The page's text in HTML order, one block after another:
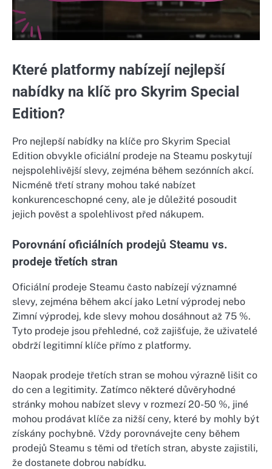
Které platformy nabízejí nejlepší
nabídky na klíč pro Skyrim Special
Edition?
Pro nejlepší nabídky na klíče pro Skyrim Special
Edition obvykle oficiální prodeje na Steamu poskytují
nejspolehlivější slevy, zejména během sezónních akcí.
Nicméně třetí strany mohou také nabízet
konkurenceschopné ceny, ale je důležité posoudit
jejich pověst a spolehlivost před nákupem.
Porovnání oficiálních prodejů Steamu vs.
prodeje třetích stran
Oficiální prodeje Steamu často nabízejí významné
slevy, zejména během akcí jako Letní výprodej nebo
Zimní výprodej, kde slevy mohou dosáhnout až 75 %.
Tyto prodeje jsou přehledné, což zajišťuje, že uživatelé
obdrží legitimní klíče přímo z platformy.
Naopak prodeje třetích stran se mohou výrazně lišit co
do cen a legitimity. Zatímco některé důvěryhodné
stránky mohou nabízet slevy v rozmezí 20-50 %, jiné
mohou prodávat klíče za nižší ceny, které by mohly být
získány pochybně. Vždy porovnávejte ceny během
prodejů Steamu s těmi od třetích stran, abyste zajistili,
že dostanete dobrou nabídku.